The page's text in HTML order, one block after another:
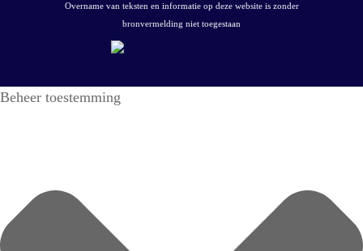
Overname van teksten en informatie op deze website is zonder
bronvermelding niet toegestaan
Beheer toestemming